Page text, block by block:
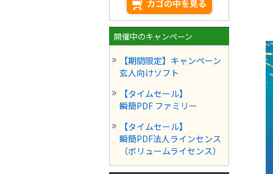
開催中のキャンペーン
【期間限定】キャンペーン
玄人向けソフト
【タイムセール】
瞬簡PDF ファミリー
【タイムセール】
瞬簡PDF法人ラインセンス
（ボリュームライセンス）